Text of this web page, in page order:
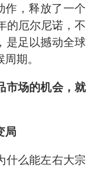
作，释放了一个
的厄尔尼诺，不
是足以撼动全球
期。
市场的机会，就
局
什么能左右大宗